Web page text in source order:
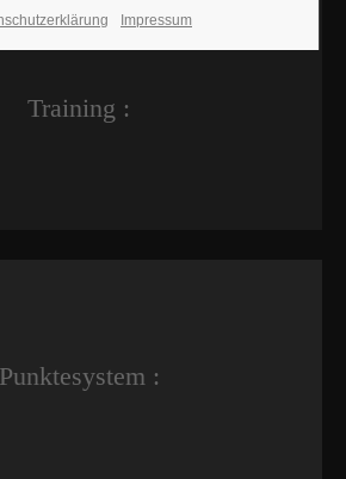
Training :
Punktesystem :
Impressum